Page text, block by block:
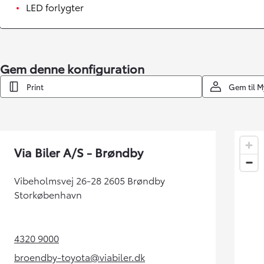
LED forlygter
Gem denne konfiguration
Print Gem til
Via Biler A/S - Brøndby
Vibeholmsvej 26-28 2605 Brøndby
Storkøbenhavn
4320 9000(Opens in new tab)
broendby-toyota@viabiler.dk